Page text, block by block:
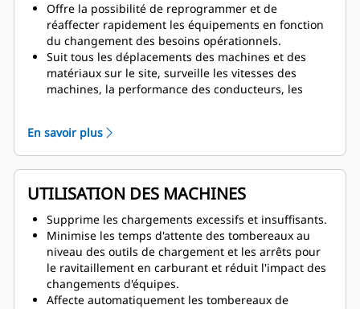
Offre la possibilité de reprogrammer et de
réaffecter rapidement les équipements en fonction
du changement des besoins opérationnels.
Suit tous les déplacements des machines et des
matériaux sur le site, surveille les vitesses des
machines, la performance des conducteurs, les
meilleur plan d'action quand la disponibilité des
équipements change.
Permet au personnel de la mine de visualiser toute
l'exploitation d'un simple coup d'œil.
Suit chaque machine de façon à ce que les
gestionnaires des mines puissent voir
instantanément les tâches réalisées et qui les
réalise.
En savoir plus
UTILISATION DES MACHINES
Supprime les chargements excessifs et insuffisants.
Minimise les temps d'attente des tombereaux au
niveau des outils de chargement et les arrêts pour
le ravitaillement en carburant et réduit l'impact des
changements d'équipes.
Affecte automatiquement les tombereaux de